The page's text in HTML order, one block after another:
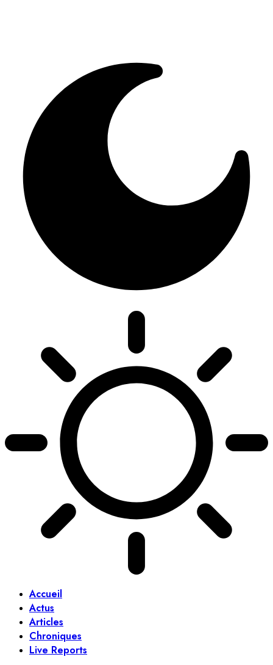
Accueil
Actus
Articles
Chroniques
Live Reports